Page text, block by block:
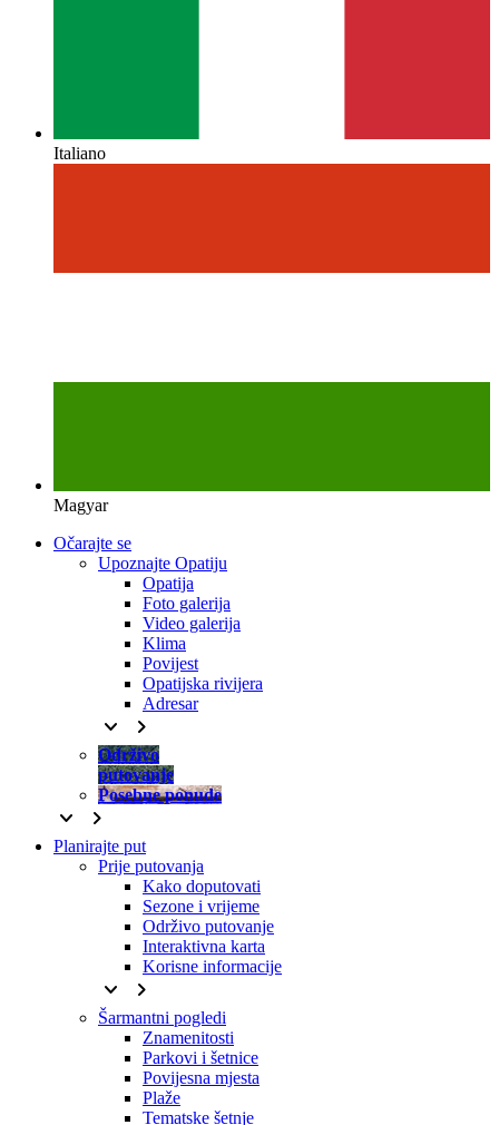
Italiano
Magyar
Očarajte se
Upoznajte Opatiju
Opatija
Foto galerija
Video galerija
Klima
Povijest
Opatijska rivijera
Adresar
keyboard_arrow_down keyboard_arrow_right
Održivo
putovanje
Posebne ponude
keyboard_arrow_down keyboard_arrow_right
Planirajte put
Prije putovanja
Kako doputovati
Sezone i vrijeme
Održivo putovanje
Interaktivna karta
Korisne informacije
keyboard_arrow_down keyboard_arrow_right
Šarmantni pogledi
Znamenitosti
Parkovi i šetnice
Povijesna mjesta
Plaže
Tematske šetnje